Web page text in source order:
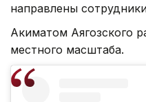
направлены
Акиматом Аягозского
местного масштаба.